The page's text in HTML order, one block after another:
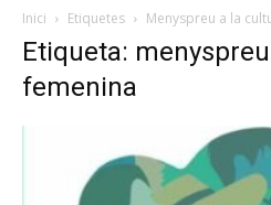
Inici Etiquetes Menyspreu a la
Etiqueta:
femenina